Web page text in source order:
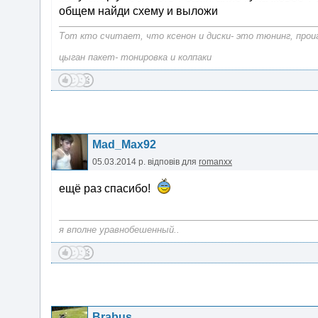
общем найди схему и выложи
Тот кто считает, что ксенон и диски- это тюнинг,
цыган пакет- тонировка и колпаки
Mad_Max92
05.03.2014 р. відповів для romanxx
ещё раз спасибо!
я вполне уравнобешенный..